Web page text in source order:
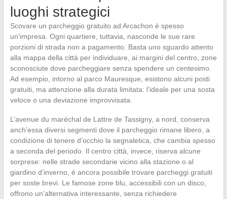
luoghi strategici
Scovare un parcheggio gratuito ad Arcachon è spesso
un’impresa. Ogni quartiere, tuttavia, nasconde le sue rare
porzioni di strada non a pagamento. Basta uno sguardo attento
alla mappa della città per individuare, ai margini del centro, zone
sconosciute dove parcheggiare senza spendere un centesimo.
Ad esempio, intorno al parco Mauresque, esistono alcuni posti
gratuiti, ma attenzione alla durata limitata: l’ideale per una sosta
veloce o una deviazione improvvisata.
L’avenue du maréchal de Lattre de Tassigny, a nord, conserva
anch’essa diversi segmenti dove il parcheggio rimane libero, a
condizione di tenere d’occhio la segnaletica, che cambia spesso
a seconda del periodo. Il centro città, invece, riserva alcune
sorprese: nelle strade secondarie vicino alla stazione o al
giardino d’inverno, è ancora possibile trovare parcheggi gratuiti
per soste brevi. Le famose zone blu, accessibili con un disco,
offrono un’alternativa interessante, senza richiedere